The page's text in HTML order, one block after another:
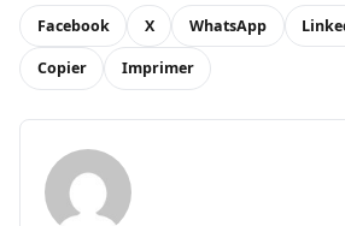
Facebook X WhatsApp
Copier Imprimer